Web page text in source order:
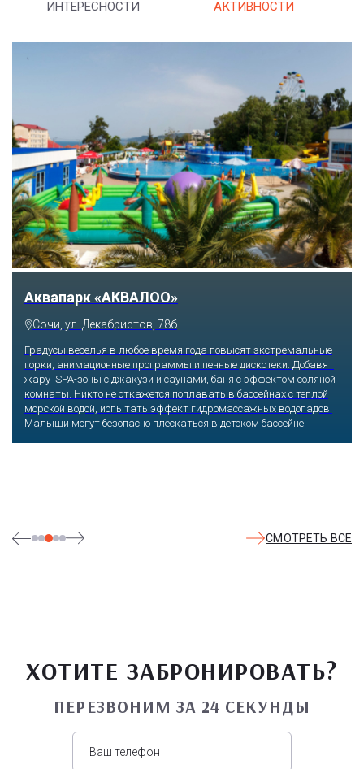
ИНТЕРЕСНОСТИ АКТИВНОСТИ
Тематический парк развлечений «Сочи
Парк»
Сочи, Олимпийский проспект, 21
Оказавшись здесь, словно попадаешь в сказку: встречаешь
любимых героев русского фольклора, получаешь возможность
сколько душе угодно кататься на аттракционах европейского
уровня. Гости участвуют в увлекательных квестах и творческих
СМОТРЕТЬ ВСЕ
ХОТИТЕ ЗАБРОНИРОВАТЬ?
ПЕРЕЗВОНИМ ЗА 24 СЕКУНДЫ